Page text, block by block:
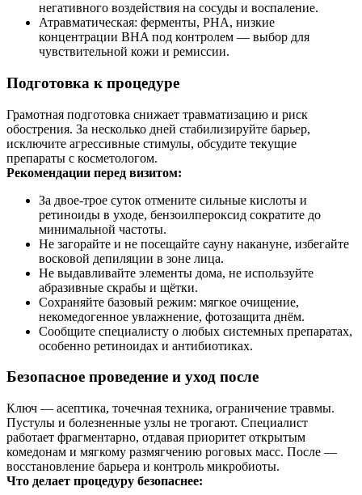
негативного воздействия на сосуды и воспаление.
Атравматическая: ферменты, PHA, низкие
концентрации BHA под контролем — выбор для
чувствительной кожи и ремиссии.
Подготовка к процедуре
Грамотная подготовка снижает травматизацию и риск
обострения. За несколько дней стабилизируйте барьер,
исключите агрессивные стимулы, обсудите текущие
препараты с косметологом.
Рекомендации перед визитом:
За двое‑трое суток отмените сильные кислоты и
ретиноиды в уходе, бензоилпероксид сократите до
минимальной частоты.
Не загорайте и не посещайте сауну накануне, избегайте
восковой депиляции в зоне лица.
Не выдавливайте элементы дома, не используйте
абразивные скрабы и щётки.
Сохраняйте базовый режим: мягкое очищение,
некомедогенное увлажнение, фотозащита днём.
Сообщите специалисту о любых системных препаратах,
особенно ретиноидах и антибиотиках.
Безопасное проведение и уход после
Ключ — асептика, точечная техника, ограничение травмы.
Пустулы и болезненные узлы не трогают. Специалист
работает фрагментарно, отдавая приоритет открытым
комедонам и мягкому размягчению роговых масс. После —
восстановление барьера и контроль микробиоты.
Что делает процедуру безопаснее: